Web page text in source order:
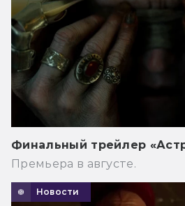
Финальный трейлер
Премьера в августе.
Новости